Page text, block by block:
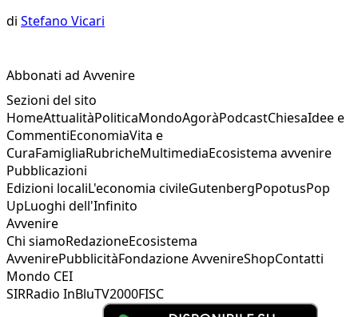
di Stefano Vicari
Abbonati ad Avvenire
Sezioni del sito
HomeAttualitàPoliticaMondoAgoràPodcastChiesaIdee e
CommentiEconomiaVita e
CuraFamigliaRubricheMultimediaEcosistema avvenire
Pubblicazioni
Edizioni localiL'economia civileGutenbergPopotusPop
UpLuoghi dell'Infinito
Avvenire
Chi siamoRedazioneEcosistema
AvvenirePubblicitàFondazione AvvenireShopContatti
Mondo CEI
SIRRadio InBluTV2000FISC